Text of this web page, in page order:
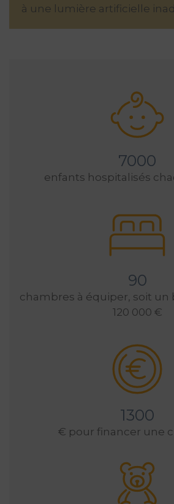
à une lumière artificielle
7000
enfants hospitalisés
90
chambres à équiper, soit
120 000 €
1300
€ pour financer une